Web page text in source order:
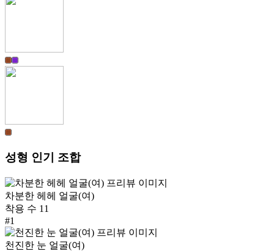
성형 인기 조합
차분한 헤헤 얼굴(여)
착용 수 11
#1
천진한 눈 얼굴(여)